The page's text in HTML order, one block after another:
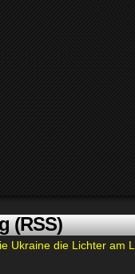
(RSS)
Ukraine die Lichter am